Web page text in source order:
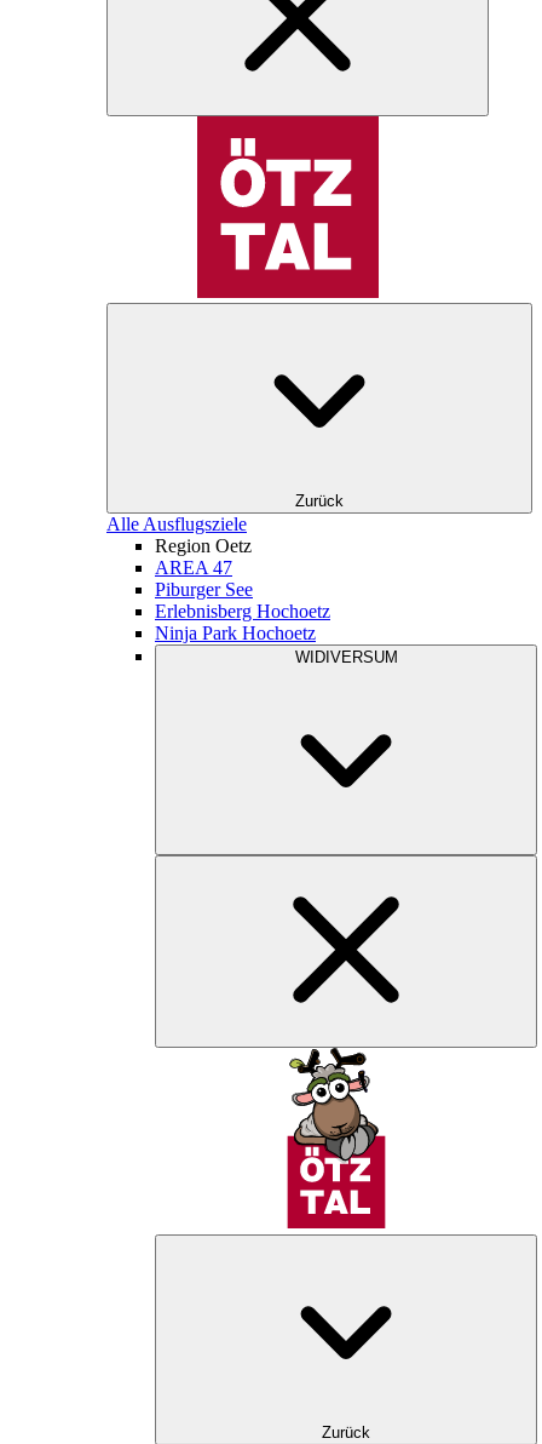
Zurück
Alle Ausflugsziele
Region Oetz
AREA 47
Piburger See
Erlebnisberg Hochoetz
Ninja Park Hochoetz
WIDIVERSUM
Zurück